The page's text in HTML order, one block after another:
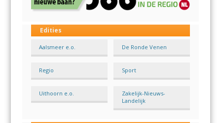
Edities
Aalsmeer e.o. De Ronde Venen
Regio Sport
Uithoorn e.o.
Zakelijk-Nieuws-
Landelijk